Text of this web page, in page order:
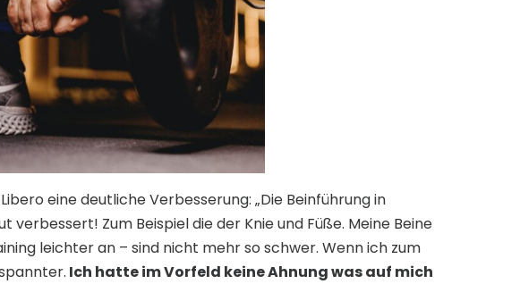
eine deutliche Verbesserung: „Die Beinführung in
verbessert! Zum Beispiel die der Knie und Füße. Meine Beine
leichter an – sind nicht mehr so schwer. Wenn ich zum
Ich hatte im Vorfeld keine Ahnung was auf mich